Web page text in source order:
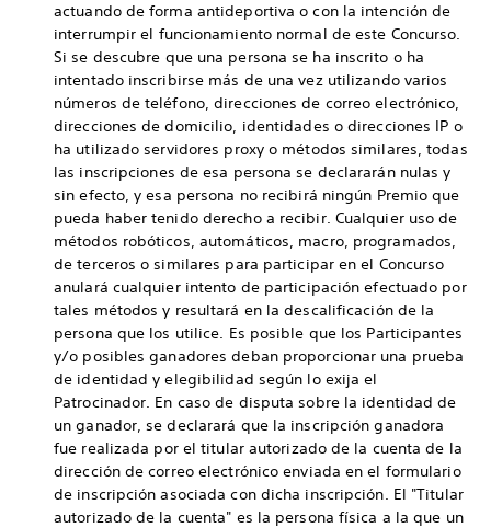
actuando de forma antideportiva o con la intención de
interrumpir el funcionamiento normal de este Concurso.
Si se descubre que una persona se ha inscrito o ha
intentado inscribirse más de una vez utilizando varios
números de teléfono, direcciones de correo electrónico,
direcciones de domicilio, identidades o direcciones IP o
ha utilizado servidores proxy o métodos similares, todas
las inscripciones de esa persona se declararán nulas y
sin efecto, y esa persona no recibirá ningún Premio que
pueda haber tenido derecho a recibir. Cualquier uso de
métodos robóticos, automáticos, macro, programados,
de terceros o similares para participar en el Concurso
anulará cualquier intento de participación efectuado por
tales métodos y resultará en la descalificación de la
persona que los utilice. Es posible que los Participantes
y/o posibles ganadores deban proporcionar una prueba
de identidad y elegibilidad según lo exija el
Patrocinador. En caso de disputa sobre la identidad de
un ganador, se declarará que la inscripción ganadora
fue realizada por el titular autorizado de la cuenta de la
dirección de correo electrónico enviada en el formulario
de inscripción asociada con dicha inscripción. El "Titular
autorizado de la cuenta" es la persona física a la que un